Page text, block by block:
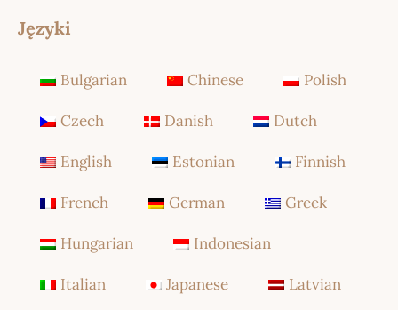
Języki
Bulgarian Chinese Polish
Czech Danish Dutch
English Estonian Finnish
French German Greek
Hungarian Indonesian
Italian Japanese Latvian